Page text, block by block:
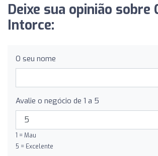
Deixe sua opinião sobre
Intorce:
O seu nome
Avalie o negócio de 1 a 5
1 = Mau
5 = Excelente